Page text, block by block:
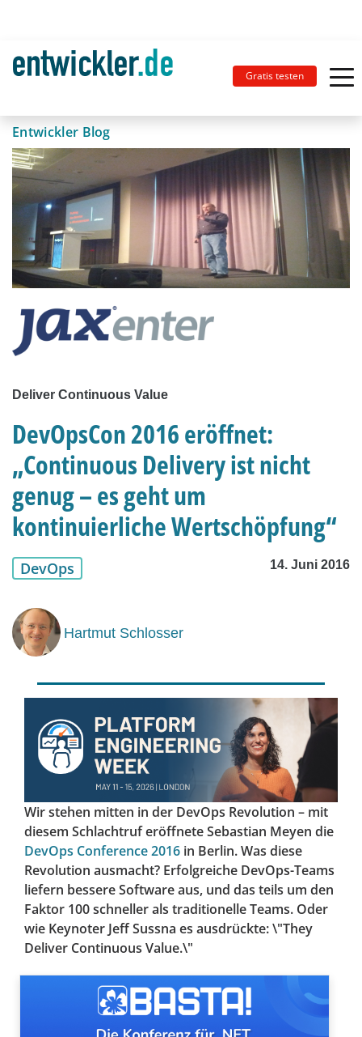
Gratis testen
Entwickler Blog
Deliver Continuous Value
DevOpsCon 2016 eröffnet:
„Continuous Delivery ist nicht
genug – es geht um
kontinuierliche Wertschöpfung“
DevOps 14. Juni 2016
Hartmut Schlosser
Wir stehen mitten in der DevOps Revolution – mit
diesem Schlachtruf eröffnete Sebastian Meyen die
DevOps Conference 2016 in Berlin. Was diese
Revolution ausmacht? Erfolgreiche DevOps-Teams
liefern bessere Software aus, und das teils um den
Faktor 100 schneller als traditionelle Teams. Oder
wie Keynoter Jeff Sussna es ausdrückte: \"They
Deliver Continuous Value.\"